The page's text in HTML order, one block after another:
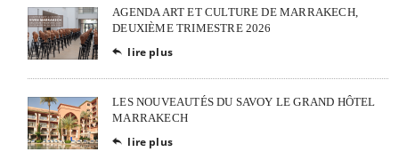
AGENDA ART ET CULTURE DE MARRAKECH,
DEUXIÈME TRIMESTRE 2026
 lire plus
LES NOUVEAUTÉS DU SAVOY LE GRAND HÔTEL
MARRAKECH
 lire plus